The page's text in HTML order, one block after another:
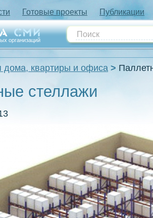
Готовые проекты Публикации
организаций
дома, квартиры и офиса
стеллажи